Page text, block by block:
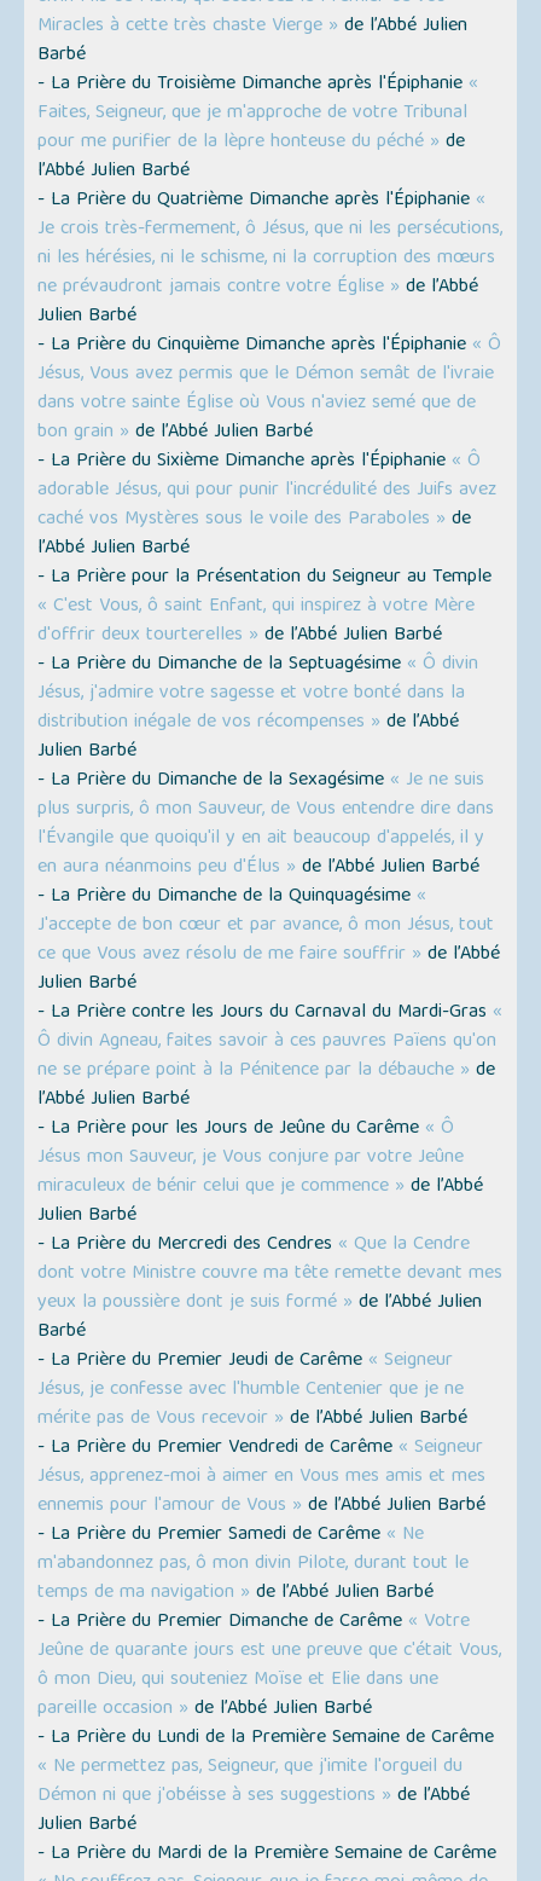
Miracles à cette très chaste Vierge » de l’Abbé Julien
Barbé
- La Prière du Troisième Dimanche après l'Épiphanie «
Faites, Seigneur, que je m'approche de votre Tribunal
pour me purifier de la lèpre honteuse du péché » de
l’Abbé Julien Barbé
- La Prière du Quatrième Dimanche après l'Épiphanie «
Je crois très-fermement, ô Jésus, que ni les persécutions,
ni les hérésies, ni le schisme, ni la corruption des mœurs
ne prévaudront jamais contre votre Église » de l’Abbé
Julien Barbé
- La Prière du Cinquième Dimanche après l'Épiphanie « Ô
Jésus, Vous avez permis que le Démon semât de l'ivraie
dans votre sainte Église où Vous n'aviez semé que de
bon grain » de l’Abbé Julien Barbé
- La Prière du Sixième Dimanche après l'Épiphanie « Ô
adorable Jésus, qui pour punir l'incrédulité des Juifs avez
caché vos Mystères sous le voile des Paraboles » de
l’Abbé Julien Barbé
- La Prière pour la Présentation du Seigneur au Temple
« C'est Vous, ô saint Enfant, qui inspirez à votre Mère
d'offrir deux tourterelles » de l’Abbé Julien Barbé
- La Prière du Dimanche de la Septuagésime « Ô divin
Jésus, j'admire votre sagesse et votre bonté dans la
distribution inégale de vos récompenses » de l’Abbé
Julien Barbé
- La Prière du Dimanche de la Sexagésime « Je ne suis
plus surpris, ô mon Sauveur, de Vous entendre dire dans
l'Évangile que quoiqu'il y en ait beaucoup d'appelés, il y
en aura néanmoins peu d'Élus » de l’Abbé Julien Barbé
- La Prière du Dimanche de la Quinquagésime «
J'accepte de bon cœur et par avance, ô mon Jésus, tout
ce que Vous avez résolu de me faire souffrir » de l’Abbé
Julien Barbé
- La Prière contre les Jours du Carnaval du Mardi-Gras «
Ô divin Agneau, faites savoir à ces pauvres Païens qu'on
ne se prépare point à la Pénitence par la débauche » de
l’Abbé Julien Barbé
- La Prière pour les Jours de Jeûne du Carême « Ô
Jésus mon Sauveur, je Vous conjure par votre Jeûne
miraculeux de bénir celui que je commence » de l’Abbé
Julien Barbé
- La Prière du Mercredi des Cendres « Que la Cendre
dont votre Ministre couvre ma tête remette devant mes
yeux la poussière dont je suis formé » de l’Abbé Julien
Barbé
- La Prière du Premier Jeudi de Carême « Seigneur
Jésus, je confesse avec l'humble Centenier que je ne
mérite pas de Vous recevoir » de l’Abbé Julien Barbé
- La Prière du Premier Vendredi de Carême « Seigneur
Jésus, apprenez-moi à aimer en Vous mes amis et mes
ennemis pour l'amour de Vous » de l’Abbé Julien Barbé
- La Prière du Premier Samedi de Carême « Ne
m'abandonnez pas, ô mon divin Pilote, durant tout le
temps de ma navigation » de l’Abbé Julien Barbé
- La Prière du Premier Dimanche de Carême « Votre
Jeûne de quarante jours est une preuve que c'était Vous,
ô mon Dieu, qui souteniez Moïse et Elie dans une
pareille occasion » de l’Abbé Julien Barbé
- La Prière du Lundi de la Première Semaine de Carême
« Ne permettez pas, Seigneur, que j'imite l'orgueil du
Démon ni que j'obéisse à ses suggestions » de l’Abbé
Julien Barbé
- La Prière du Mardi de la Première Semaine de Carême